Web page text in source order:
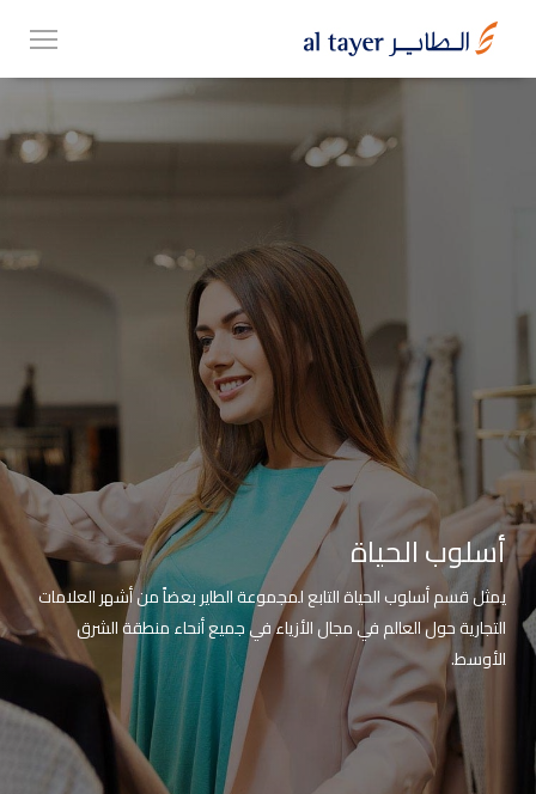
main
EN
عربي
أعمالنا
الوظائف
Top
Menu الأخبار
والأحداث
أمبر
تواصل
معنا
Help
سياسة
الإسترجاع
أسلوب الحياة
يمثل قسم أسلوب الحياة التابع لمجموعة الطاير بعضاً من أشهر العلامات
التجارية حول العالم في مجال الأزياء في جميع أنحاء منطقة الشرق
الأوسط.